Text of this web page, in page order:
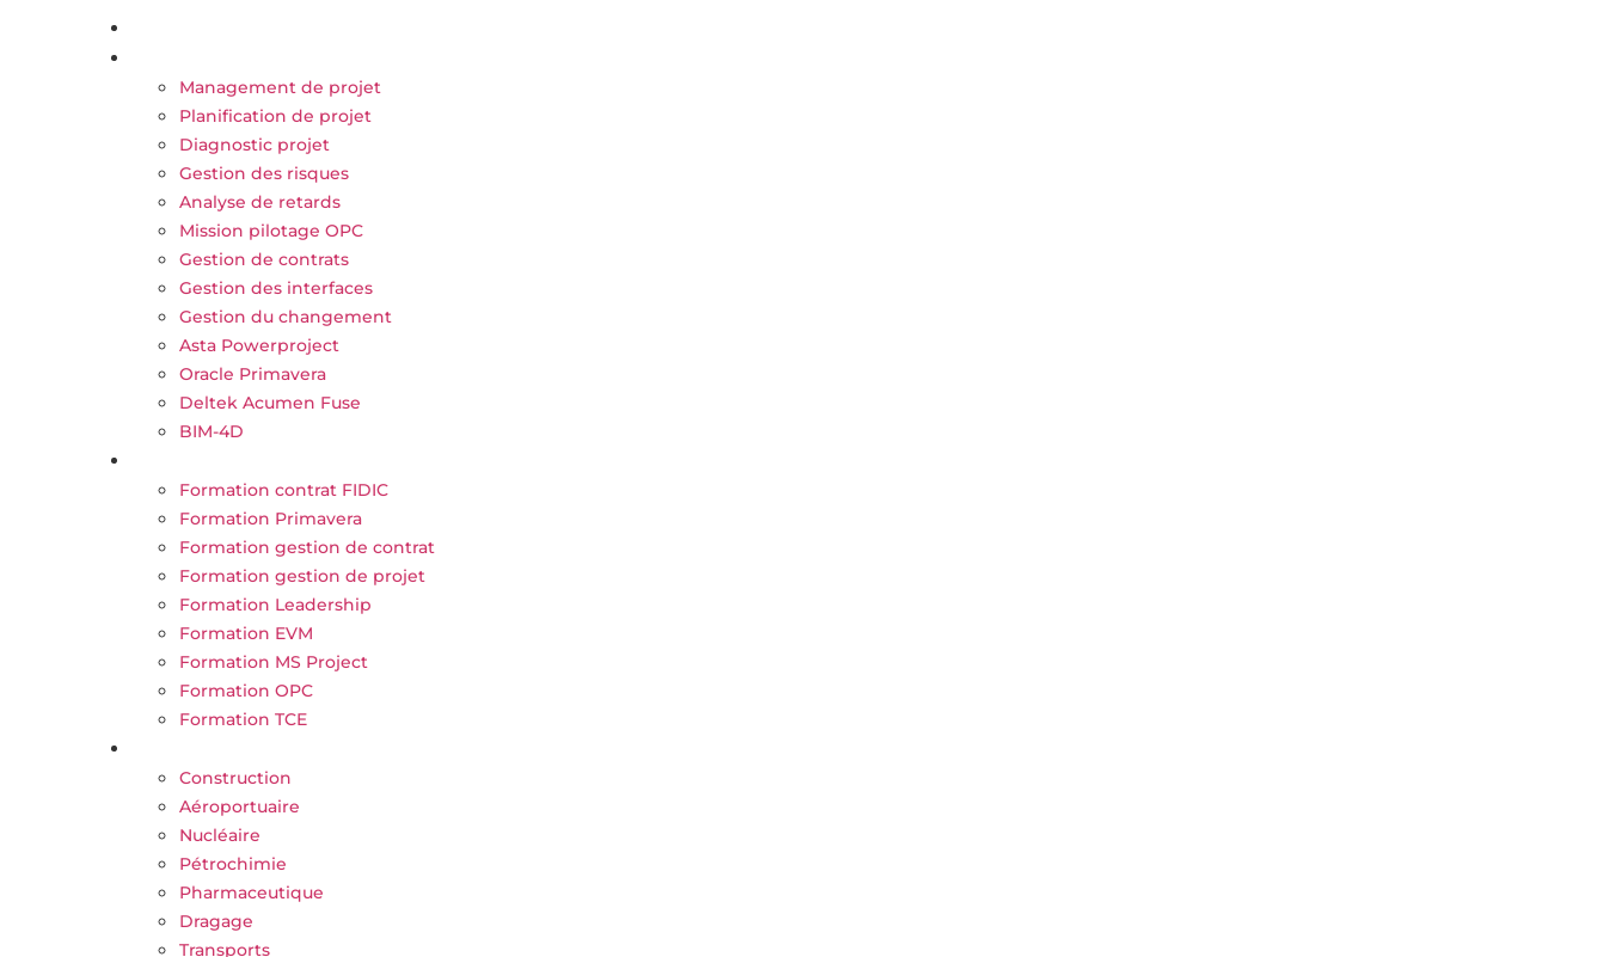
Management de projet
Planification de projet
Diagnostic projet
Gestion des risques
Analyse de retards
Mission pilotage OPC
Gestion de contrats
Gestion des interfaces
Gestion du changement
Asta Powerproject
Oracle Primavera
Deltek Acumen Fuse
BIM-4D
Formation contrat FIDIC
Formation Primavera
Formation gestion de contrat
Formation gestion de projet
Formation Leadership
Formation EVM
Formation MS Project
Formation OPC
Formation TCE
Construction
Aéroportuaire
Nucléaire
Pétrochimie
Pharmaceutique
Dragage
Transports